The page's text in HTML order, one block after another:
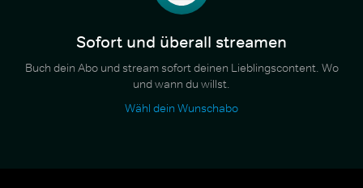
Sofort und überall streamen
Buch dein Abo und stream sofort deinen Lieblingscontent. Wo
und wann du willst.
Wähl dein Wunschabo